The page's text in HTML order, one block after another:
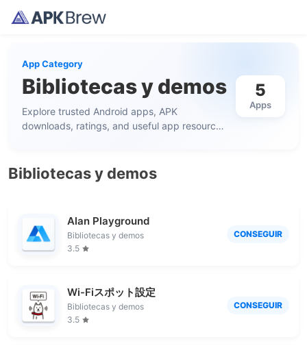
App Category
Bibliotecas y demos
Explore trusted Android apps, APK
downloads, ratings, and useful app resources
5
Apps
Bibliotecas y demos
Alan Playground
Bibliotecas y demos
3.5
CONSEGUIR
Wi-Fiスポット設定
Bibliotecas y demos
3.5
CONSEGUIR